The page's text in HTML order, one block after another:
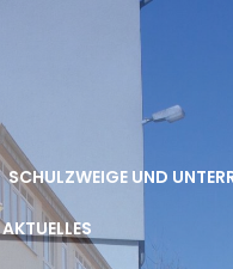
SCHULZWEIGE UND
AKTUELLES